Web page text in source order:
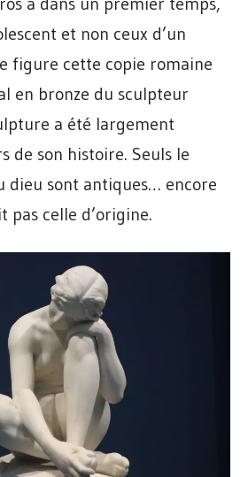
et non ceux d’un
figure cette copie romaine
en bronze du sculpteur
a été largement
de son histoire. Seuls le
dieu sont antiques… encore
pas celle d’origine.